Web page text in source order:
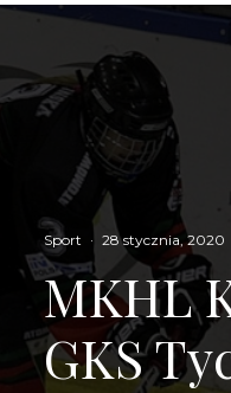
Sport · 28 stycznia, 2020
MKHL
GKS